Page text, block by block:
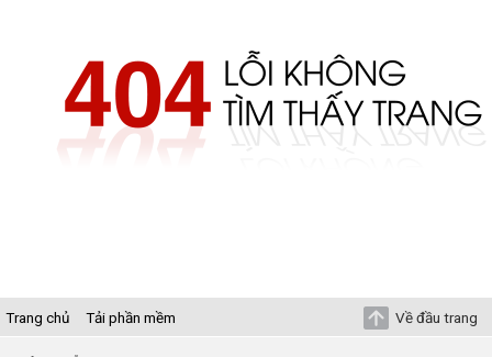
Trang chủ Tải phần mềm Về đầu trang